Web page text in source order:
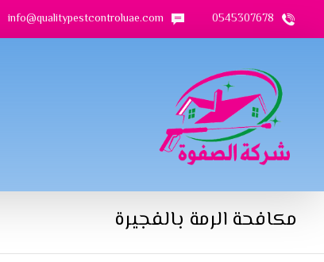
0545307678
info@qualitypestcontroluae.com
مكافحة الرمة بالفجيرة